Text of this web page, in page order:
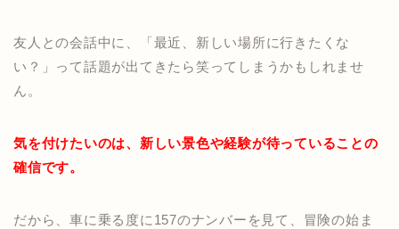
友人との会話中に、「最近、新しい場所に行きたくな
い？」って話題が出てきたら笑ってしまうかもしれませ
ん。
気を付けたいのは、新しい景色や経験が待っていることの
確信です。
だから、車に乗る度に157のナンバーを見て、冒険の始ま